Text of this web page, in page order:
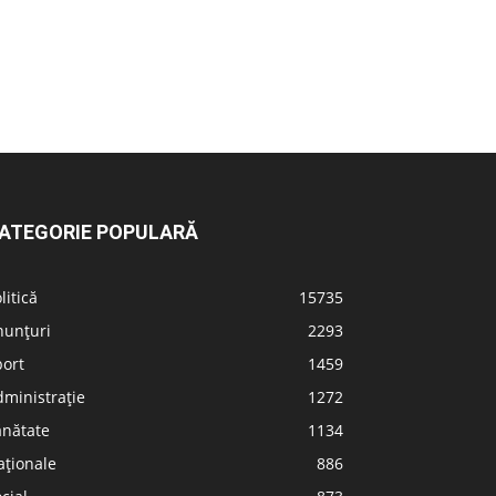
POPULARĂ
15735
2293
1459
1272
1134
886